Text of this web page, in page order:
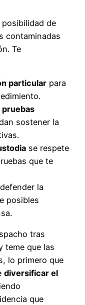
de
contaminadas
Te
particular para
pruebas
sostener la
se respete
que te
la
posibles
tras
teme que las
lo primero que
diversificar el
que